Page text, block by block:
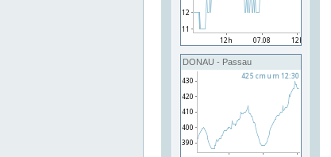
DONAU - Passau